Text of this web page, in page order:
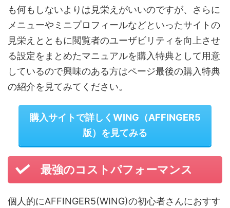
も何もしないよりは見栄えがいいのですが、さらに
メニューやミニプロフィールなどといったサイトの
見栄えとともに閲覧者のユーザビリティを向上させ
る設定をまとめたマニュアルを購入特典として用意
しているので興味のある方はページ最後の購入特典
の紹介を見てみてください。
購入サイトで詳しくWING（AFFINGER5
版）を見てみる
最強のコストパフォーマンス
個人的にAFFINGER5(WING)の初心者さんにおすす